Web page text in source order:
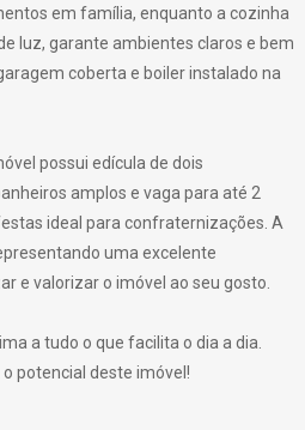
em família, enquanto a cozinha
luz, garante ambientes claros e bem
coberta e boiler instalado na
possui edícula de dois
amplos e vaga para até 2
ideal para confraternizações. A
uma excelente
e valorizar o imóvel ao seu gosto.
a tudo o que facilita o dia a dia.
potencial deste imóvel!